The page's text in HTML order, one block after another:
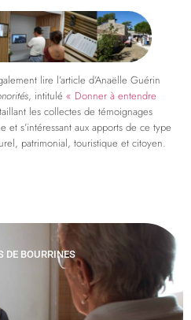
lire l’article d’Anaëlle Guérin
, intitulé « Donner à entendre
les collectes de témoignages
et s’intéressant aux apports de ce type
patrimonial, touristique et citoyen.
DE BOURRINES